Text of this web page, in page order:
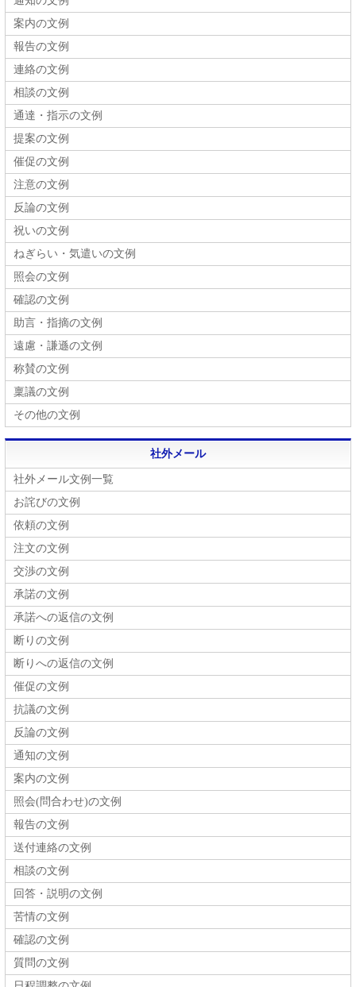
案内の文例
報告の文例
連絡の文例
相談の文例
通達・指示の文例
提案の文例
催促の文例
注意の文例
反論の文例
祝いの文例
ねぎらい・気遣いの文例
照会の文例
確認の文例
助言・指摘の文例
遠慮・謙遜の文例
称賛の文例
稟議の文例
その他の文例
社外メール
社外メール文例一覧
お詫びの文例
依頼の文例
注文の文例
交渉の文例
承諾の文例
承諾への返信の文例
断りの文例
断りへの返信の文例
催促の文例
抗議の文例
反論の文例
通知の文例
案内の文例
照会(問合わせ)の文例
報告の文例
送付連絡の文例
相談の文例
回答・説明の文例
苦情の文例
確認の文例
質問の文例